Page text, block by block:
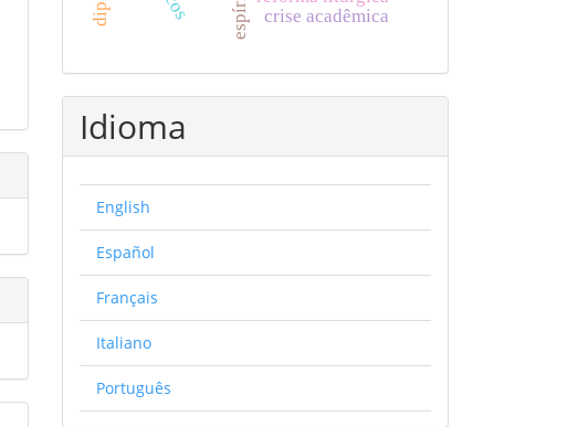
crise acadêmica
Idioma
English
Español
Français
Italiano
Português